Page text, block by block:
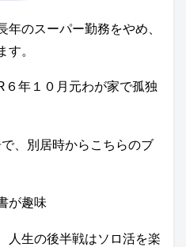
年のスーパー勤務をやめ、
す。
年１０月元わが家で孤独
、別居時からこちらのブ
が趣味
人生の後半戦はソロ活を楽